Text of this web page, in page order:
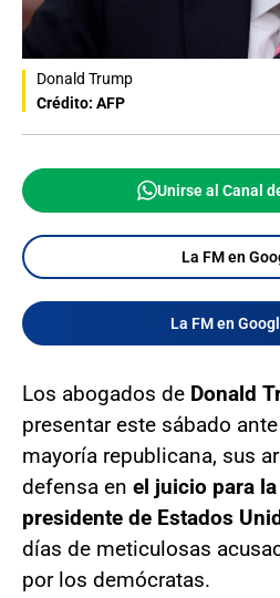
Donald Trump
Crédito: AFP
Unirse al Canal
La FM en
La FM en
Los abogados de Donald
presentar este sábado
mayoría republicana, sus
defensa en el juicio para
presidente de Estados
días de meticulosas
por los demócratas.